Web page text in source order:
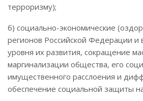
терроризму);
б) социально-экономические
регионов Российской Федерации и
уровня их развития, сокращение
маргинализации общества, его
имущественного расслоения и
обеспечение социальной защиты